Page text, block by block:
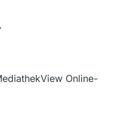
Online-